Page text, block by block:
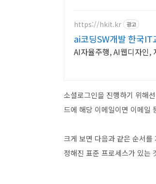
https://hkit.kr 광고
ai코딩SW개발 한국IT
AI자율주행, AI웹디자인,
소셜로그인을 진행하기 위해
드에 해당 이메일이면 이메일
크게 보면 다음과 같은 순서를
정해진 표준 프로세스가 있는